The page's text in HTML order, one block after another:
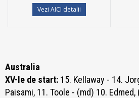
Vezi AICI detalii
Australia
XV-le de start: 15. Kellaway - 14.
Paisami, 11. Toole - (md) 10.